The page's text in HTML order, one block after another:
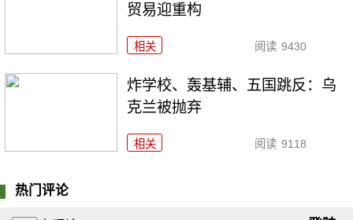
贸易迎重构
相关 阅读 9430
炸学校、轰基辅、五国跳反：乌
克兰被抛弃
相关 阅读 9118
热门评论